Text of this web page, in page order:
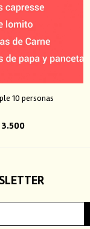
10 personas
3.500